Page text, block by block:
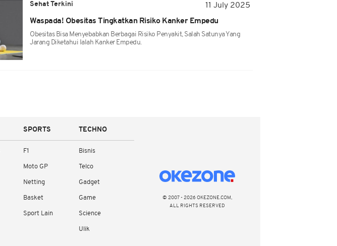
Sehat Terkini
11 July 2025
Waspada! Obesitas Tingkatkan Risiko Kanker Empedu
Obesitas Bisa Menyebabkan Berbagai Risiko Penyakit, Salah Satunya Yang
Jarang Diketahui Ialah Kanker Empedu.
SPORTS
F1
Moto GP
Netting
Basket
Sport Lain
TECHNO
Bisnis
Telco
Gadget
Game
Science
Ulik
© 2007 - 2026 OKEZONE.COM,
ALL RIGHTS RESERVED